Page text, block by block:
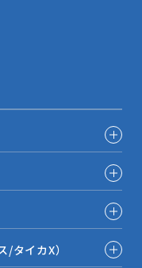
タイカX）